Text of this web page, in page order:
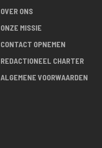
OVER ONS
ONZE MISSIE
CONTACT OPNEMEN
REDACTIONEEL CHARTER
ALGEMENE VOORWAARDEN